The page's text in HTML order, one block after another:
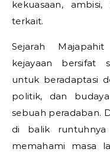
kekuasaan,
terkait.
Sejarah
kejayaan bersifat
untuk beradaptasi
politik, dan
sebuah peradaban.
di balik
memahami masa